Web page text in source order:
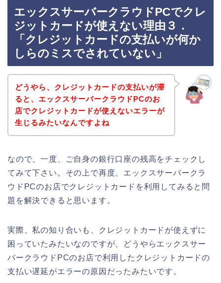
エックスサーバークラウドPCでクレ
ジットカードが使えない理由３．
「クレジットカードの支払いが何か
しらのミスでされていない」
どうやら、クレジットカードの支払いが滞
ると、エックスサーバークラウドPCのお
店でクレジットカードが使えないエラーが
生じるみたいなんですよね
なので、一度、ご自身の銀行口座の残高をチェックし
てみて下さい。その上で再度、エックスサーバークラ
ウドPCのお店でクレジットカードを利用してみると問
題を解決できると思います。
実際、私の知り合いも、クレジットカードが使えずに
困っていたみたいなのですが、どうやらエックスサー
バークラウドPCのお店で利用したクレジットカードの
支払い遅延がエラーの原因だったみたいです。